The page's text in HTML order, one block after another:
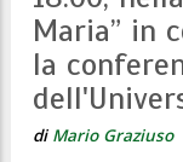
Maria” in
la
di Mario Graziuso